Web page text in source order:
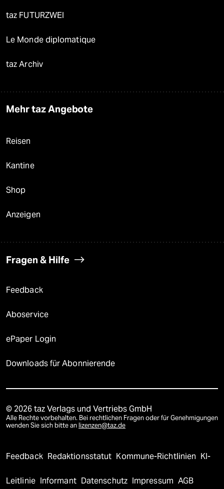
taz FUTURZWEI
Le Monde diplomatique
taz Archiv
Mehr taz Angebote
Reisen
Kantine
Shop
Anzeigen
Fragen & Hilfe
Feedback
Aboservice
ePaper Login
Downloads für Abonnierende
© 2026 taz Verlags und Vertriebs GmbH
Alle Rechte vorbehalten. Bei rechtlichen Fragen oder für Genehmigungen
wenden Sie sich bitte an lizenzen@taz.de
Feedback Redaktionsstatut Kommune-Richtlinien KI-
Leitlinie Informant Datenschutz Impressum AGB